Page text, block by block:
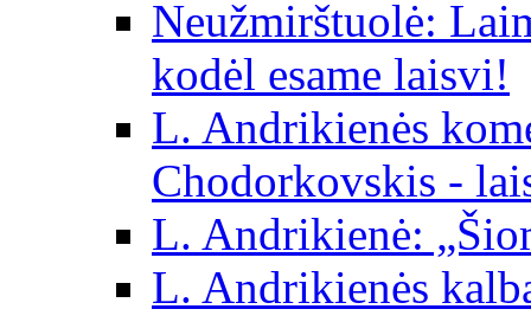
Neužmirštuolė:
kodėl esame laisvi!
L. Andrikienės
Chodorkovskis -
L. Andrikienė:
L. Andrikienės